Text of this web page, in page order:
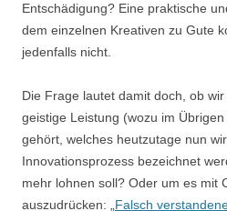
Entschädigung? Eine praktische
dem einzelnen Kreativen zu Gute
jedenfalls nicht.
Die Frage lautet damit doch, ob
geistige Leistung (wozu im
gehört, welches heutzutage nun
Innovationsprozess bezeichnet
mehr lohnen soll? Oder um es mit
auszudrücken: „ Falsch